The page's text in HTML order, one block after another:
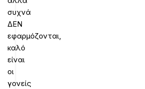
συχνά
ΔΕΝ
εφαρμόζονται,
καλό
είναι
οι
γονείς